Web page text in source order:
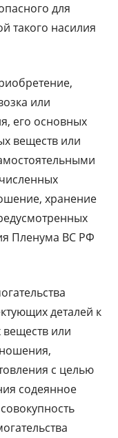
для
такого насилия
или
его основных
веществ или
хранение
Пленума ВС РФ
деталей к
или
с целью
содеянное